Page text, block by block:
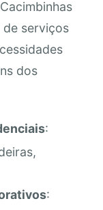
de serviços
dos
:
: